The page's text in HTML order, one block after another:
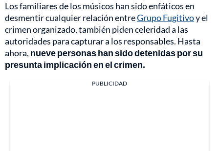
Los familiares de los músicos han sido enfáticos en
desmentir cualquier relación entreGrupo Fugitivoy el
crimen organizado, también piden celeridad a las
autoridades para capturar a los responsables. Hasta
ahora, nueve personas han sido detenidas por su
presunta implicación en el crimen.
PUBLICIDAD